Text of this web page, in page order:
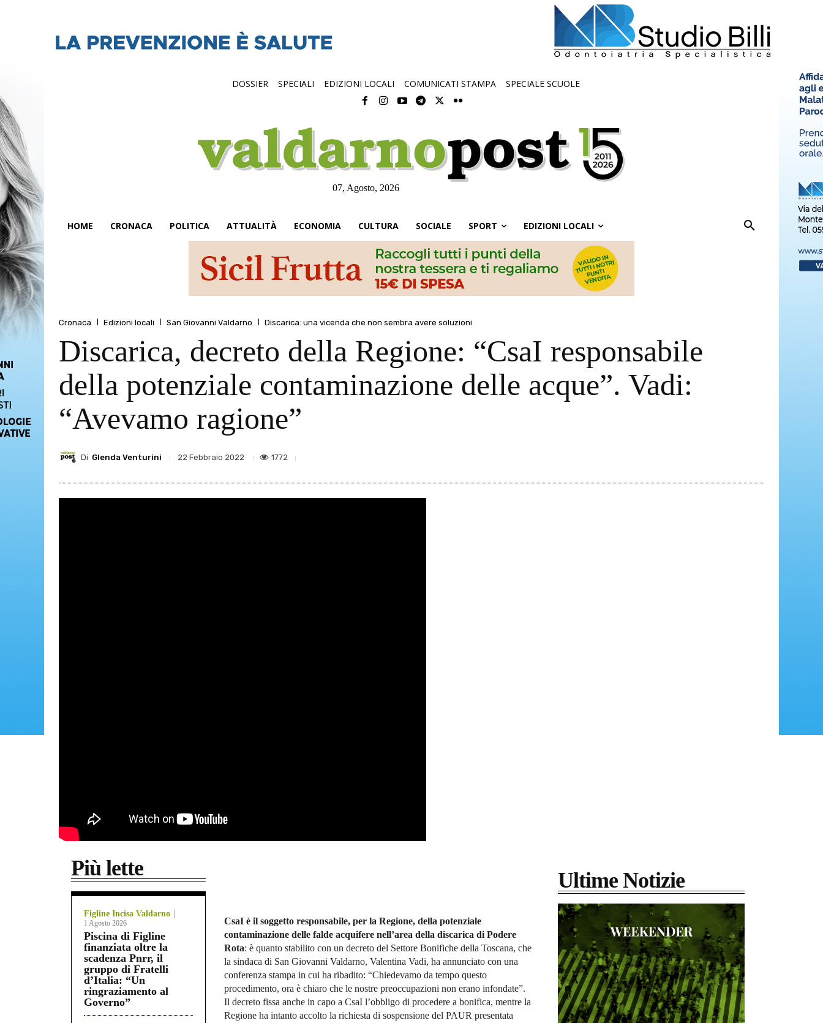
DOSSIER SPECIALI EDIZIONI LOCALI COMUNICATI STAMPA SPECIALE SCUOLE
07, Agosto, 2026
HOME CRONACA POLITICA ATTUALITÀ ECONOMIA CULTURA SOCIALE SPORT EDIZIONI LOCALI
Cronaca Edizioni locali San Giovanni Valdarno Discarica: una vicenda che non sembra avere soluzioni
Discarica, decreto della Regione: “CsaI responsabile
della potenziale contaminazione delle acque”. Vadi:
“Avevamo ragione”
Di Glenda Venturini 22 Febbraio 2022 1772
Più lette
Figline Incisa Valdarno
1 Agosto 2026
Piscina di Figline
finanziata oltre la
scadenza Pnrr, il
gruppo di Fratelli
d’Italia: “Un
ringraziamento al
Governo”
CsaI è il soggetto responsabile, per la Regione, della potenziale
contaminazione delle falde acquifere nell’area della discarica di Podere
Rota: è quanto stabilito con un decreto del Settore Bonifiche della Toscana, che
la sindaca di San Giovanni Valdarno, Valentina Vadi, ha annunciato con una
conferenza stampa in cui ha ribadito: “Chiedevamo da tempo questo
procedimento, ora è chiaro che le nostre preoccupazioni non erano infondate”.
Il decreto fissa anche in capo a CsaI l’obbligo di procedere a bonifica, mentre la
Regione ha intanto accolto la richiesta di sospensione del PAUR presentata
Ultime Notizie